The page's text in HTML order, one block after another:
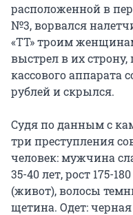
расположенной в
№3, ворвался
«ТТ» троим
выстрел в их строну,
кассового аппарата
рублей и скрылся.
Судя по данным с
три преступления
человек: мужчина
35-40 лет, рост 175-
(живот), волосы
щетина. Одет: